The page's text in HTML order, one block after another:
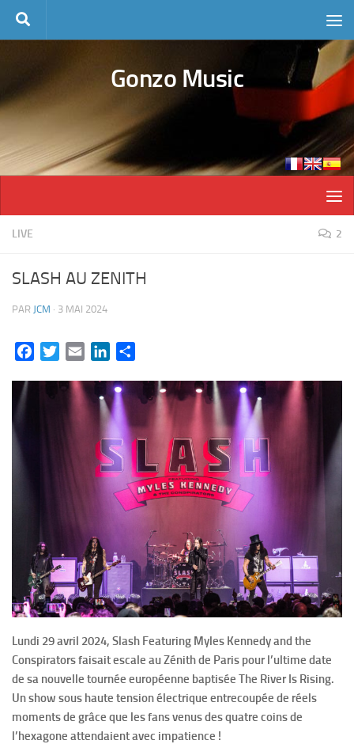
Skip to content
Gonzo Music
LIVE 2
SLASH AU ZENITH
PAR JCM · 3 MAI 2024
FacebookTwitterEmail LinkedIn
Lundi 29 avril 2024, Slash Featuring Myles Kennedy and the
Conspirators faisait escale au Zénith de Paris pour l’ultime date
de sa nouvelle tournée européenne baptisée The River Is Rising.
Un show sous haute tension électrique entrecoupée de réels
moments de grâce que les fans venus des quatre coins de
l’hexagone attendaient avec impatience !